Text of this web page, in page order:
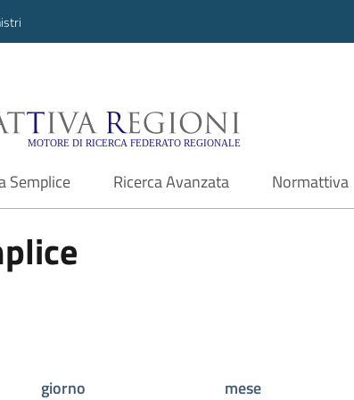
Regioni -
Semplice Ricerca Avanzata Normattiva
giorno mese